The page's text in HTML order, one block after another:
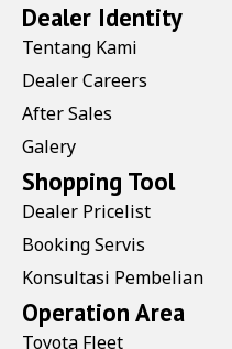
Dealer Identity
Tentang Kami
Dealer Careers
After Sales
Galery
Shopping Tool
Dealer Pricelist
Booking Servis
Konsultasi Pembelian
Operation Area
Toyota Fleet